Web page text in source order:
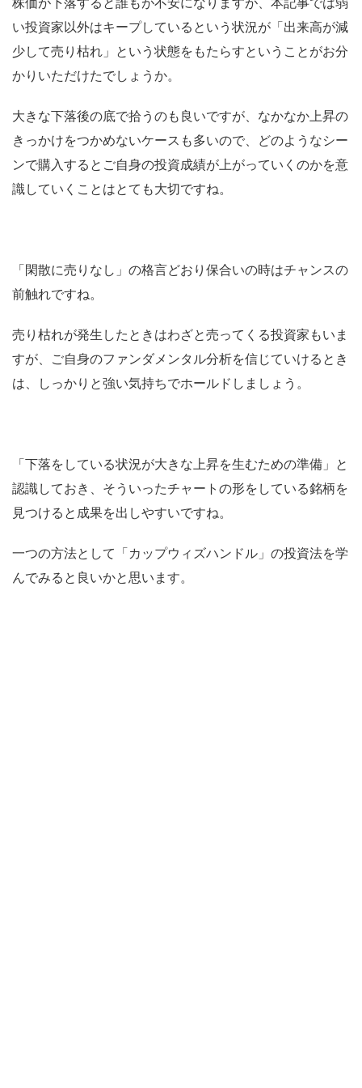
い投資家以外はキープしているという状況が「出来高が減
少して売り枯れ」という状態をもたらすということがお分
かりいただけたでしょうか。
大きな下落後の底で拾うのも良いですが、なかなか上昇の
きっかけをつかめないケースも多いので、どのようなシー
ンで購入するとご自身の投資成績が上がっていくのかを意
識していくことはとても大切ですね。
「閑散に売りなし」の格言どおり保合いの時はチャンスの
前触れですね。
売り枯れが発生したときはわざと売ってくる投資家もいま
すが、ご自身のファンダメンタル分析を信じていけるとき
は、しっかりと強い気持ちでホールドしましょう。
「下落をしている状況が大きな上昇を生むための準備」と
認識しておき、そういったチャートの形をしている銘柄を
見つけると成果を出しやすいですね。
一つの方法として「カップウィズハンドル」の投資法を学
んでみると良いかと思います。